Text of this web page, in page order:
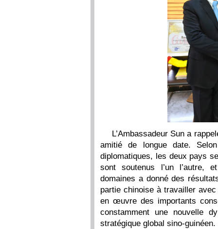
L’Ambassadeur Sun a
amitié de longue date.
diplomatiques, les deux pays
sont soutenus l’un l’autre,
domaines a donné des
partie chinoise à travailler
en œuvre des importants
constamment une nouvelle
stratégique global sino-guinéen.